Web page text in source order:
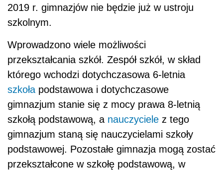
2019 r. gimnazjów nie będzie już w ustroju
szkolnym.
Wprowadzono wiele możliwości
przekształcania szkół. Zespół szkół, w skład
którego wchodzi dotychczasowa 6-letnia
szkoła podstawowa i dotychczasowe
gimnazjum stanie się z mocy prawa 8-letnią
szkołą podstawową, a nauczyciele z tego
gimnazjum staną się nauczycielami szkoły
podstawowej. Pozostałe gimnazja mogą zostać
przekształcone w szkołę podstawową, w